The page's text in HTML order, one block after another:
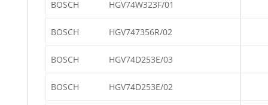
BOSCH HGV74W323F/01
BOSCH HGV747356R/02
BOSCH HGV74D253E/03
BOSCH HGV74D253E/02